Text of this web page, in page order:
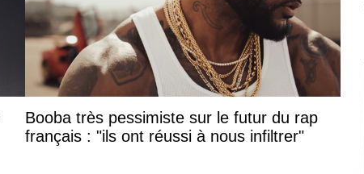
Booba très pessimiste sur le futur du rap
français : "ils ont réussi à nous infiltrer"